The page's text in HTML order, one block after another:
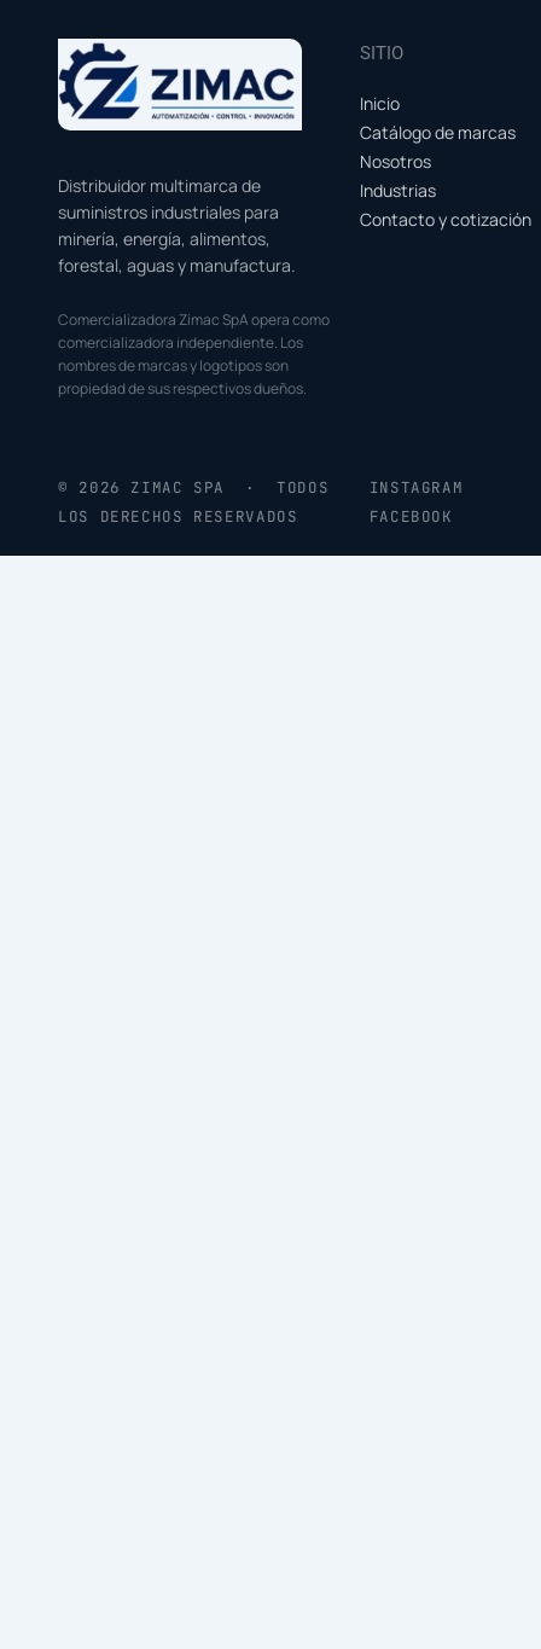
Distribuidor multimarca de
suministros industriales para
minería, energía, alimentos,
forestal, aguas y manufactura.
Comercializadora Zimac SpA opera como
comercializadora independiente. Los
nombres de marcas y logotipos son
propiedad de sus respectivos dueños.
SITIO
Inicio
Catálogo de marcas
Nosotros
Industrias
Contacto y cotización
© 2026 ZIMAC SPA · TODOS
LOS DERECHOS RESERVADOS
INSTAGRAM
FACEBOOK